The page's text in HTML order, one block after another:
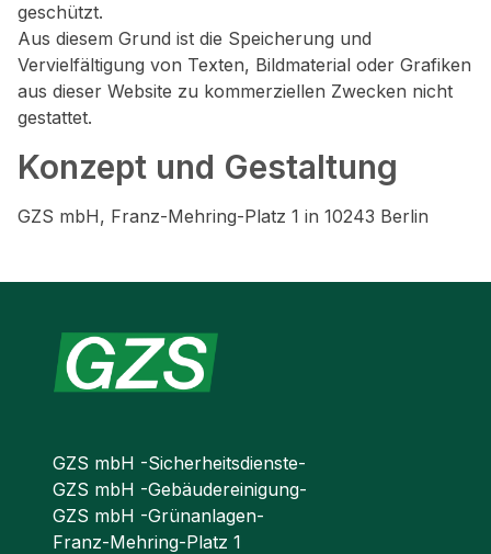
geschützt.
Aus diesem Grund ist die Speicherung und
Vervielfältigung von Texten, Bildmaterial oder Grafiken
aus dieser Website zu kommerziellen Zwecken nicht
gestattet.
Konzept und Gestaltung
GZS mbH, Franz-Mehring-Platz 1 in 10243 Berlin
GZS mbH -Sicherheitsdienste-
GZS mbH -Gebäudereinigung-
GZS mbH -Grünanlagen-
Franz-Mehring-Platz 1